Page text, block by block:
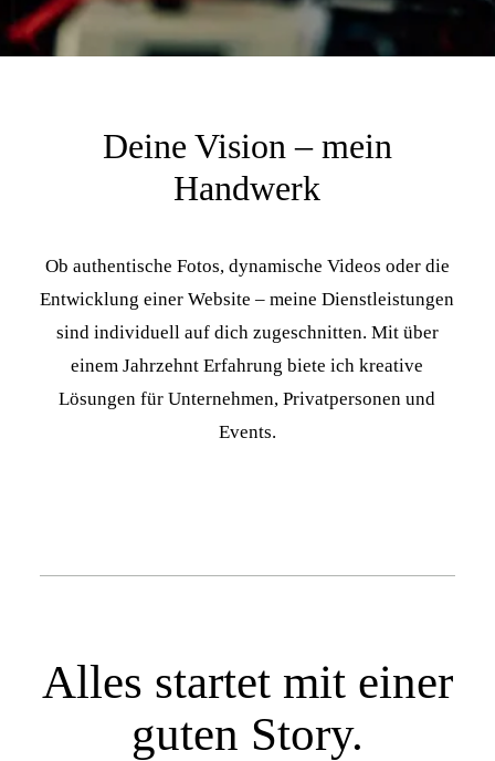
Deine Vision – mein
Handwerk
Ob authentische Fotos, dynamische Videos oder die
Entwicklung einer Website – meine Dienstleistungen
sind individuell auf dich zugeschnitten. Mit über
einem Jahrzehnt Erfahrung biete ich kreative
Lösungen für Unternehmen, Privatpersonen und
Events.
Alles startet mit einer
guten Story.